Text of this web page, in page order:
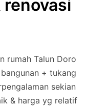
renovasi
rumah Talun Doro
+ tukang
sekian
& harga yg relatif